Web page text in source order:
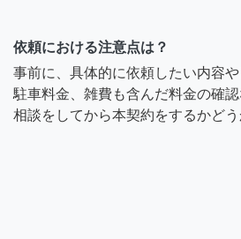
依頼における注意点は？
事前に、具体的に依頼したい内容
駐車料金、雑費も含んだ料金の確
相談をしてから本契約をするかどう